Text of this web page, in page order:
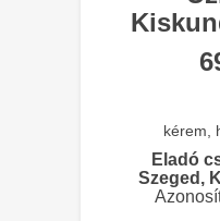
kérem,
Eladó
Szeged,